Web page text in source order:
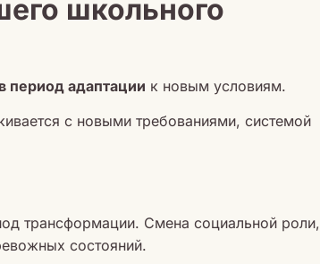
школьного
в период адаптации к новым условиям.
с новыми требованиями, системой
трансформации. Смена социальной роли,
состояний.